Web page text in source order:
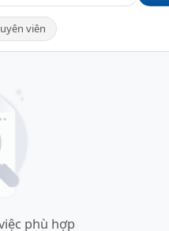
viên
phù hợp